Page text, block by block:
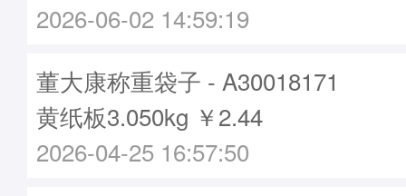
2026-06-02 14:59:19
董大康称重袋子 - A30018171
黄纸板3.050kg ￥2.44
2026-04-25 16:57:50